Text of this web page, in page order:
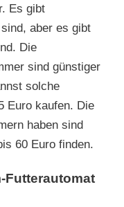
Es gibt
aber es gibt
Die
sind günstiger
solche
Euro kaufen. Die
haben sind
60 Euro finden.
Futterautomat